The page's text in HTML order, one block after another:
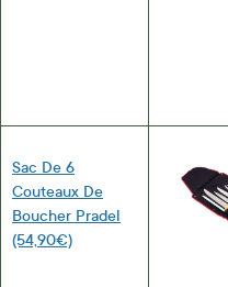
Sac De 6
Couteaux De
Boucher Pradel
(54,90€)